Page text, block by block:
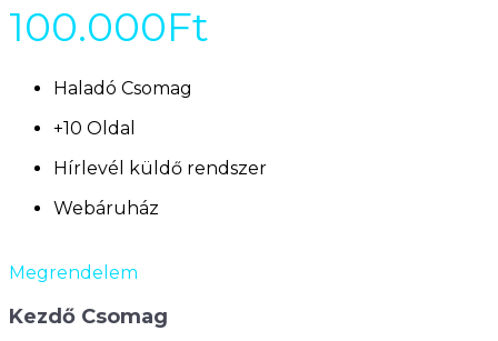
100.000Ft
Haladó Csomag
+10 Oldal
Hírlevél küldő rendszer
Webáruház
Megrendelem
Kezdő Csomag